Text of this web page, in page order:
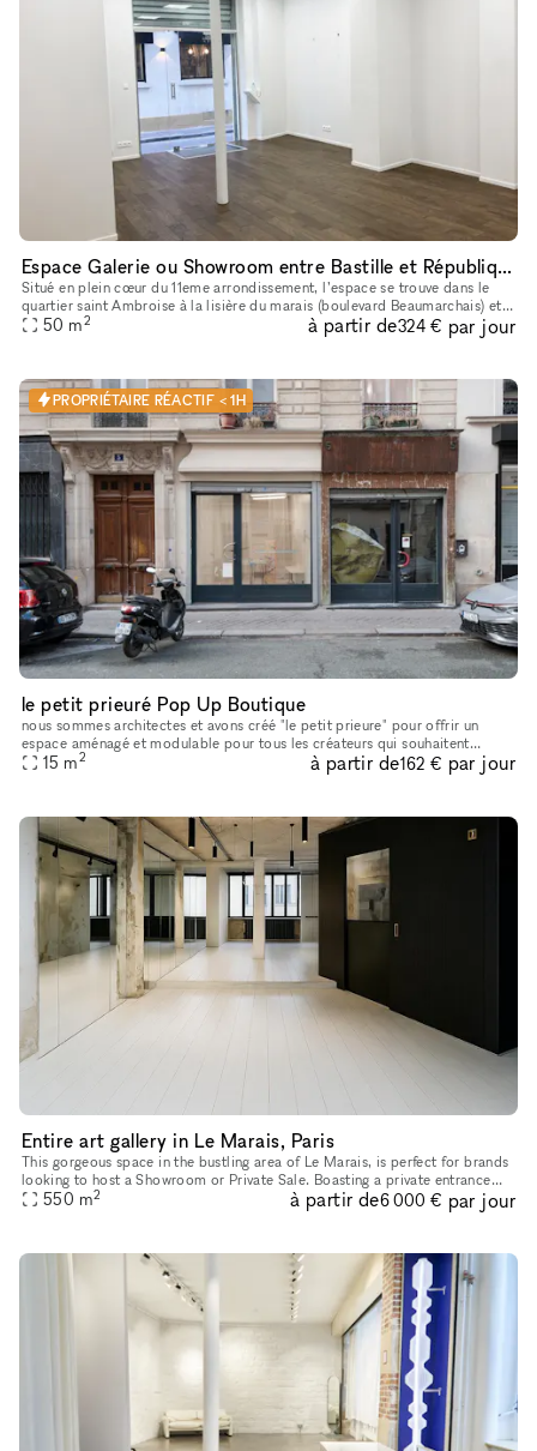
Espace Galerie ou Showroom entre Bastille et République
Situé en plein cœur du 11eme arrondissement, l’espace se trouve dans le
quartier saint Ambroise à la lisière du marais (boulevard Beaumarchais) et
du quartier Rue saint Maur (espace des lumières et s
50 m2 à partir de324 € par jour
PROPRIÉTAIRE RÉACTIF < 1H
le petit prieuré Pop Up Boutique
nous sommes architectes et avons créé "le petit prieure" pour offrir un
espace aménagé et modulable pour tous les créateurs qui souhaitent
présenter leur travaux ( designers, artistes, céramistes, ph
15 m2 à partir de162 € par jour
Entire art gallery in Le Marais, Paris
This gorgeous space in the bustling area of Le Marais, is perfect for brands
looking to host a Showroom or Private Sale. Boasting a private entrance
that creates a well-lit ambiance. With a trendy m
550 m2 à partir de6 000 € par jour